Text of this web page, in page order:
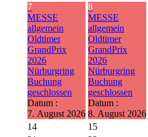
7
MESSE
allgemein
Oldtimer
GrandPrix
2026
Nürburgring
Buchung
geschlossen
Datum :
7. August 2026
8
MESSE
allgemein
Oldtimer
GrandPrix
2026
Nürburgring
Buchung
geschlossen
Datum :
8. August 2026
14 15